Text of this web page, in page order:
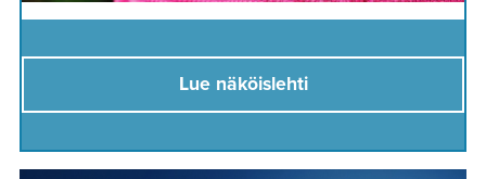
Lue näköislehti